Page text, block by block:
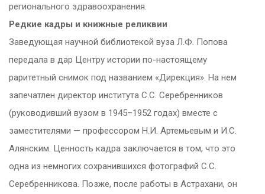
регионального здравоохранения.
Редкие кадры и книжные реликвии
Заведующая научной библиотекой вуза Л.Ф. Попова
передала в дар Центру истории по-настоящему
раритетный снимок под названием «Дирекция». На нем
запечатлен директор института С.С. Серебренников
(руководивший вузом в 1945–1952 годах) вместе с
заместителями — профессором Н.И. Артемьевым и И.С.
Алянским. Ценность кадра заключается в том, что это
одна из немногих сохранившихся фотографий С.С.
Серебренникова. Позже, после работы в Астрахани, он